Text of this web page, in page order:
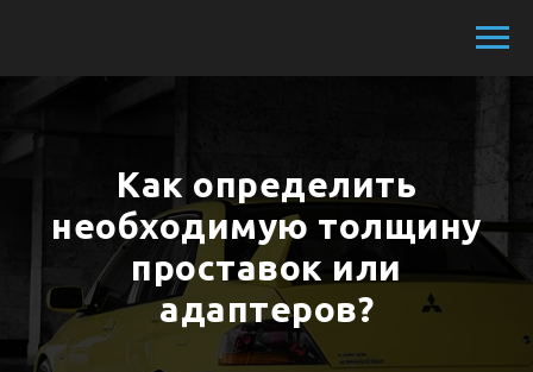
Как определить
необходимую толщину
проставок или
адаптеров?